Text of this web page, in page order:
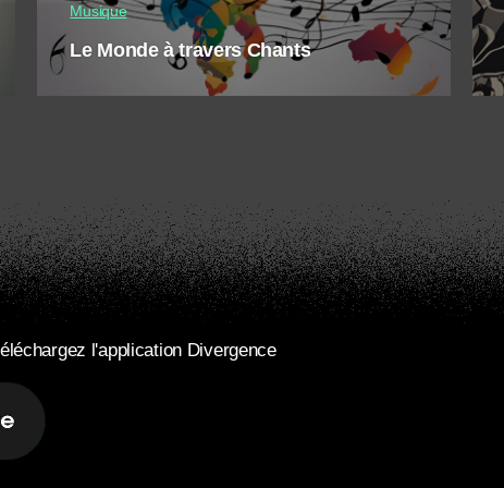
Musique
Le Monde à travers Chants
l'application Divergence